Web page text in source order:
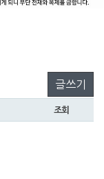
글쓰기
조회